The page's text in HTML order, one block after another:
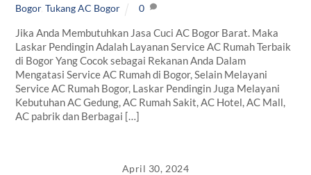
Bogor,Tukang AC Bogor 0
Jika Anda Membutuhkan Jasa Cuci AC Bogor Barat. Maka
Laskar Pendingin Adalah Layanan Service AC Rumah Terbaik
di Bogor Yang Cocok sebagai Rekanan Anda Dalam
Mengatasi Service AC Rumah di Bogor, Selain Melayani
Service AC Rumah Bogor, Laskar Pendingin Juga Melayani
Kebutuhan AC Gedung, AC Rumah Sakit, AC Hotel, AC Mall,
AC pabrik dan Berbagai […]
April 30, 2024